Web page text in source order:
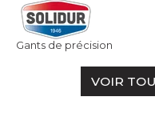
Gants de précision
VOIR